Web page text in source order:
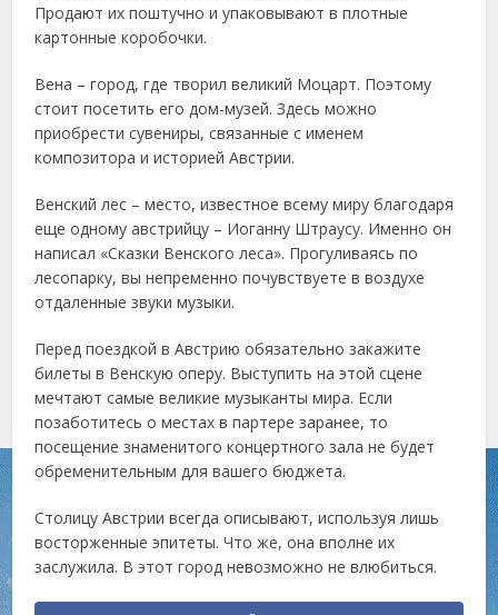
Продают их поштучно и упаковывают в плотные
картонные коробочки.
Вена – город, где творил великий Моцарт. Поэтому
стоит посетить его дом-музей. Здесь можно
приобрести сувениры, связанные с именем
композитора и историей Австрии.
Венский лес – место, известное всему миру благодаря
еще одному австрийцу – Иоганну Штраусу. Именно он
написал «Сказки Венского леса». Прогуливаясь по
лесопарку, вы непременно почувствуете в воздухе
отдаленные звуки музыки.
Перед поездкой в Австрию обязательно закажите
билеты в Венскую оперу. Выступить на этой сцене
мечтают самые великие музыканты мира. Если
позаботитесь о местах в партере заранее, то
посещение знаменитого концертного зала не будет
обременительным для вашего бюджета.
Столицу Австрии всегда описывают, используя лишь
восторженные эпитеты. Что же, она вполне их
заслужила. В этот город невозможно не влюбиться.